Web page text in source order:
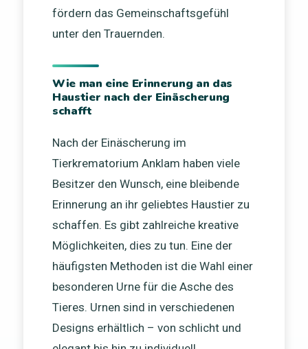
fördern das Gemeinschaftsgefühl
unter den Trauernden.
Wie man eine Erinnerung an das
Haustier nach der Einäscherung
schafft
Nach der Einäscherung im
Tierkrematorium Anklam haben viele
Besitzer den Wunsch, eine bleibende
Erinnerung an ihr geliebtes Haustier zu
schaffen. Es gibt zahlreiche kreative
Möglichkeiten, dies zu tun. Eine der
häufigsten Methoden ist die Wahl einer
besonderen Urne für die Asche des
Tieres. Urnen sind in verschiedenen
Designs erhältlich – von schlicht und